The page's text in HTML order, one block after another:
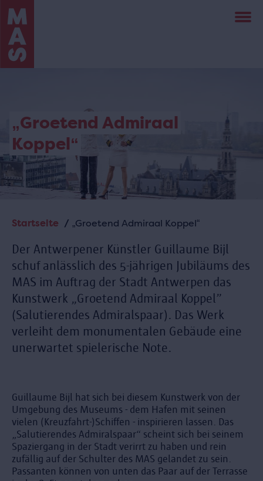
Direkt
zum
Inhalt
„Groetend Admiraal
Koppel“
Pfadnavigation
Startseite „Groetend Admiraal Koppel“
Der Antwerpener Künstler Guillaume Bijl
schuf anlässlich des 5-jährigen Jubiläums des
MAS im Auftrag der Stadt Antwerpen das
Kunstwerk „Groetend Admiraal Koppel”
(Salutierendes Admiralspaar). Das Werk
verleiht dem monumentalen Gebäude eine
unerwartet spielerische Note.
Guillaume Bijl hat sich bei diesem Kunstwerk von der
Umgebung des Museums - dem Hafen mit seinen
vielen (Kreuzfahrt-)Schiffen - inspirieren lassen. Das
„Salutierendes Admiralspaar“ scheint sich bei seinem
Spaziergang in der Stadt verirrt zu haben und rein
zufällig auf der Schulter des MAS gelandet zu sein.
Passanten können von unten das Paar auf der Terrasse